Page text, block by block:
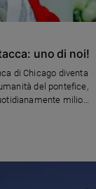
uno di noi!
di Chicago diventa
del pontefice,
milioni